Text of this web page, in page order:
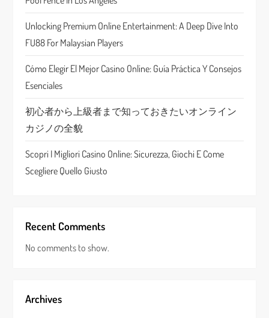
t
i
o
n
Unlocking Premium Online Entertainment: A Deep Dive Into
FU88 For Malaysian Players
Cómo Elegir El Mejor Casino Online: Guía Práctica Y Consejos
Esenciales
初心者から上級者まで知っておきたいオンライン
カジノの全貌
Scopri I Migliori Casino Online: Sicurezza, Giochi E Come
Scegliere Quello Giusto
Recent Comments
No comments to show.
Archives